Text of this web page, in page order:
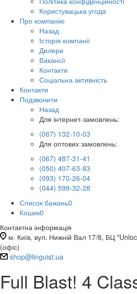
Користувацька угода
Про компанію
Назад
Історія компанії
Дилери
Вакансії
Контакти
Соціальна активність
Контакти
Подзвонити
Назад
Для інтернет-замовлень:
(067) 132-10-03
Для оптових замовлень:
(067) 487-31-41
(050) 407-63-83
(093) 170-26-04
(044) 599-32-28
Список бажань0
Кошик0
Контактна інформація
м. Київ, вул. Нижній Вал 17/8, БЦ
(офіс)
shop@linguist.ua
Full Blast! 4